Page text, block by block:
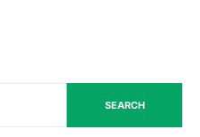
SEARCH